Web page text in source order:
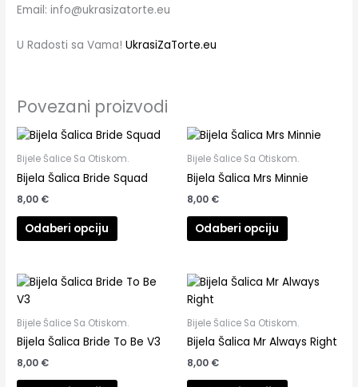
Email: info@ukrasizatorte.eu
U Radosti sa Vama!UkrasiZaTorte.eu
Povezani proizvodi
Bijele Šalice Sa Otiskom.
Bijela Šalica Bride Squad
8,00 €
Odaberi opciju
Bijele Šalice Sa Otiskom.
Bijela Šalica Mrs Minnie
8,00 €
Odaberi opciju
Bijele Šalice Sa Otiskom.
Bijela Šalica Bride To Be V3
8,00 €
Bijele Šalice Sa Otiskom.
Bijela Šalica Mr Always Right
8,00 €